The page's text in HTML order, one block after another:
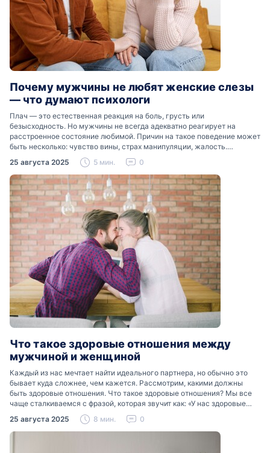
Почему мужчины не любят женские слезы
— что думают психологи
Плач — это естественная реакция на боль, грусть или
безысходность. Но мужчины не всегда адекватно реагирует на
расстроенное состояние любимой. Причин на такое поведение может
быть несколько: чувство вины, страх манипуляции, жалость.
Разобраться, почему мужчины боятся женских слез, помогут советы
психологов…
25 августа 2025 5 мин. 0
Что такое здоровые отношения между
мужчиной и женщиной
Каждый из нас мечтает найти идеального партнера, но обычно это
бывает куда сложнее, чем кажется. Рассмотрим, какими должны
быть здоровые отношения. Что такое здоровые отношения? Мы все
чаще сталкиваемся с фразой, которая звучит как: «У нас здоровые
отношения». Что именно подразумевается…
25 августа 2025 8 мин. 0